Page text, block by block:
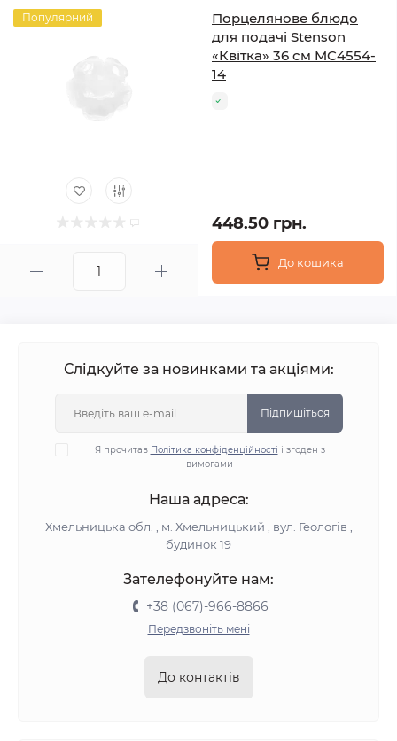
Популярний
Порцелянове блюдо
для подачі Stenson
«Квітка» 36 см MC4554-
14
448.50 грн.
До кошика
Слідкуйте за новинками та акціями:
Підпишіться
Я прочитав Політика конфіденційності і згоден з
вимогами
Наша адреса:
Хмельницька обл. , м. Хмельницький , вул. Геологів ,
будинок 19
Зателефонуйте нам:
+38 (067)-966-8866
Передзвоніть мені
До контактів